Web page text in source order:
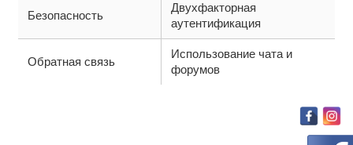
Безопасность
Двухфакторная
аутентификация
Обратная связь
Использование чата и
форумов